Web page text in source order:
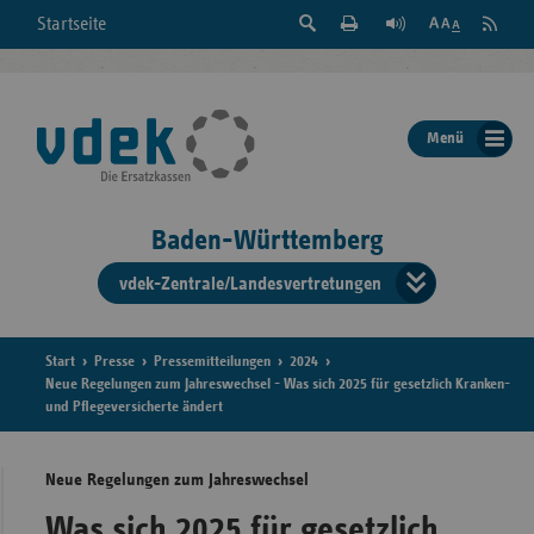
Startseite
Suche
der
Seite
Feed
Menü
Baden-Württemberg
vdek-Zentrale/Landesvertretungen
der
Start Presse Pressemitteilungen
2024
Neue Regelungen zum Jahreswechsel - Was sich 2025 für gesetzlich Kranken-
und Pflegeversicherte ändert
Neue Regelungen zum Jahreswechsel